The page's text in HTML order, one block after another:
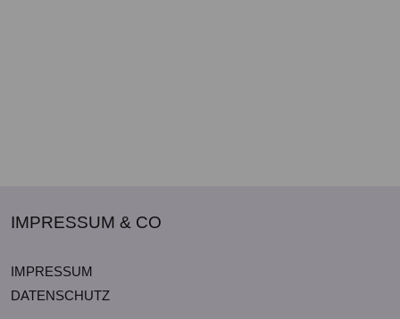
IMPRESSUM & CO
IMPRESSUM
DATENSCHUTZ